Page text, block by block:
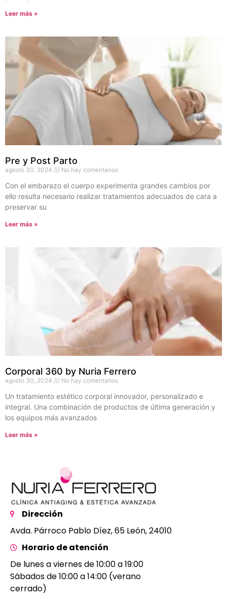
Leer más »
Pre y Post Parto
agosto 30, 2024 No hay comentarios
Con el embarazo el cuerpo experimenta grandes cambios por
ello resulta necesario realizar tratamientos adecuados de cara a
preservar su
Leer más »
Corporal 360 by Nuria Ferrero
agosto 30, 2024 No hay comentarios
Un tratamiento estético corporal innovador, personalizado e
integral. Una combinación de productos de última generación y
los equipos más avanzados
Leer más »
Dirección
Avda. Párroco Pablo Díez, 65 León, 24010
Horario de atención
De lunes a viernes de 10:00 a 19:00
Sábados de 10:00 a 14:00 (verano
cerrado)